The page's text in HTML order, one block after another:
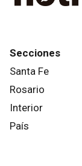
Secciones
Santa Fe
Rosario
Interior
País